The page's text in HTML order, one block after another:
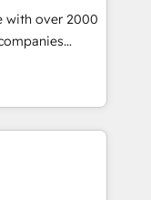
a
who
with over 2000
the fields of
and
HubSpot,
work side by